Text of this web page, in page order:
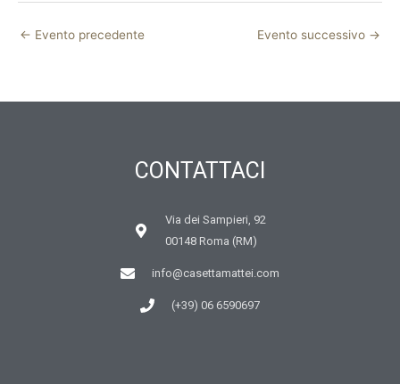
← Evento precedente Evento successivo →
CONTATTACI
Via dei Sampieri, 92
00148 Roma (RM)
info@casettamattei.com
(+39) 06 6590697